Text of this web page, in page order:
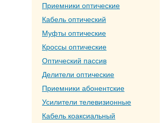
Приемники оптические
Кабель оптический
Муфты оптические
Кроссы оптические
Оптический пассив
Делители оптические
Приемники абонентские
Усилители телевизионные
Кабель коаксиальный